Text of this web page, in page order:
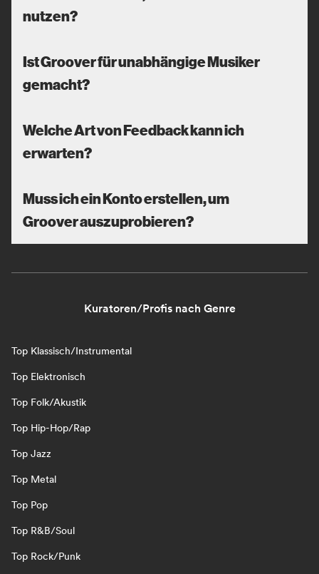
nutzen?
Ist Groover für unabhängige Musiker
gemacht?
Welche Art von Feedback kann ich
erwarten?
Muss ich ein Konto erstellen, um
Groover auszuprobieren?
Kuratoren/Profis nach Genre
Top Klassisch/Instrumental
Top Elektronisch
Top Folk/Akustik
Top Hip-Hop/Rap
Top Jazz
Top Metal
Top Pop
Top R&B/Soul
Top Rock/Punk